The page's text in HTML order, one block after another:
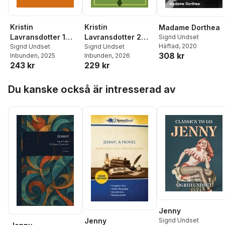
Kristin
Lavransdotter 1
Kronan
Sigrid Undset
Inbunden, 2025
243 kr
Kristin
Lavransdotter 2
Husfrun
Sigrid Undset
Inbunden, 2026
229 kr
Madame Dorthea
Sigrid Undset
Häftad, 2020
308 kr
Du kanske också är intresserad av
Jenny
Jenny
Sigrid Undset